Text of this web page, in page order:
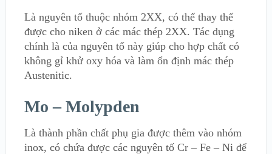
Là nguyên tố thuộc nhóm 2XX, có thể thay thế
được cho niken ở các mác thép 2XX. Tác dụng
chính là của nguyên tố này giúp cho hợp chất có
không gỉ khử oxy hóa và làm ổn định mác thép
Austenitic.
Mo – Molypden
Là thành phần chất phụ gia được thêm vào nhóm
inox, có chứa được các nguyên tố Cr – Fe – Ni để